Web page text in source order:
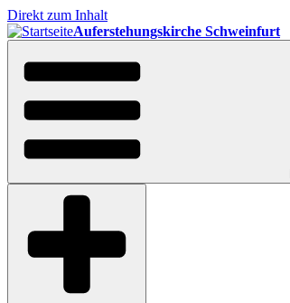
Direkt zum Inhalt
Auferstehungskirche Schweinfurt